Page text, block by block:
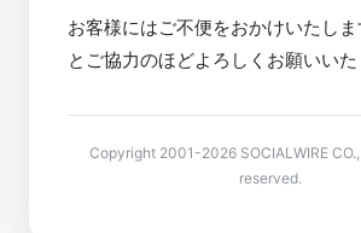
お客様にはご不便をおかけいたし
とご協力のほどよろしくお願いいた
Copyright 2001-2026 SOCIALWIRE
reserved.